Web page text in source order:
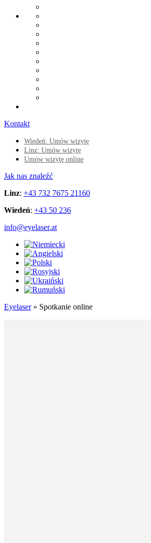
Kontakt
Wiedeń: Umów wizytę
Linz: Umów wizytę
Umów wizytę online
Jak nas znaleźć
Linz: +43 732 7675 21160
Wiedeń: +43 50 236
info@eyelaser.at
Eyelaser» Spotkanie online